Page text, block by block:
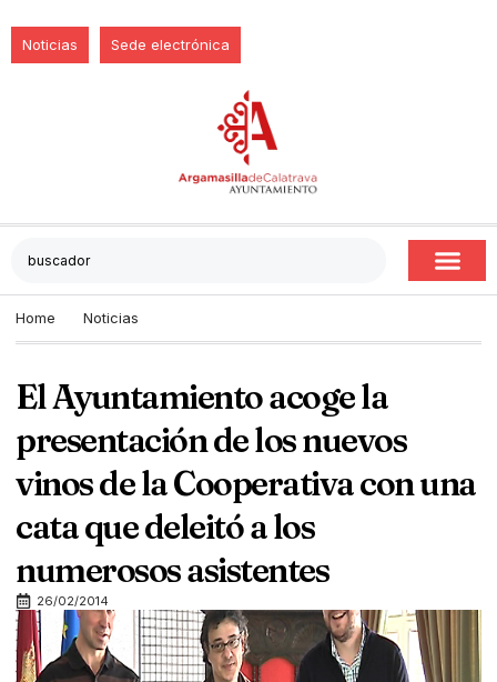
Noticias Sede electrónica
Home Noticias
El Ayuntamiento acoge la
presentación de los nuevos
vinos de la Cooperativa con una
cata que deleitó a los
numerosos asistentes
26/02/2014